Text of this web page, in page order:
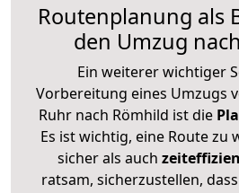
Routenplanung als
den Umzug
Ein weiterer wichtiger
Vorbereitung eines Umzugs
Ruhr nach Römhild ist die
Es ist wichtig, eine Route zu
sicher als auch
ratsam, sicherzustellen,